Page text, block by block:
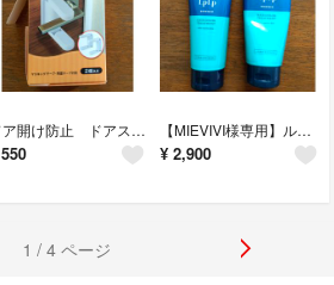
ドア開け防止 ドアストッパー
550
【MIEVIVI様専用】ルプルプ essence カラートリートメント
¥ 2,900
1 / 4 ページ